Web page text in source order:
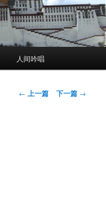
人间吟唱
文
← 上一篇 下一篇 →